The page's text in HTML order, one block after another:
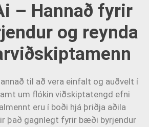
– Hannað fyrir
og reynda
til að vera einfalt og auðvelt í
um flókin viðskiptatengd efni
eru í boði hjá þriðja aðila
það gagnlegt fyrir bæði byrjendur